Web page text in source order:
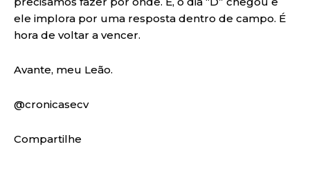
ele implora por uma resposta dentro de campo. É
hora de voltar a vencer.
Avante, meu Leão.
@cronicasecv
Compartilhe